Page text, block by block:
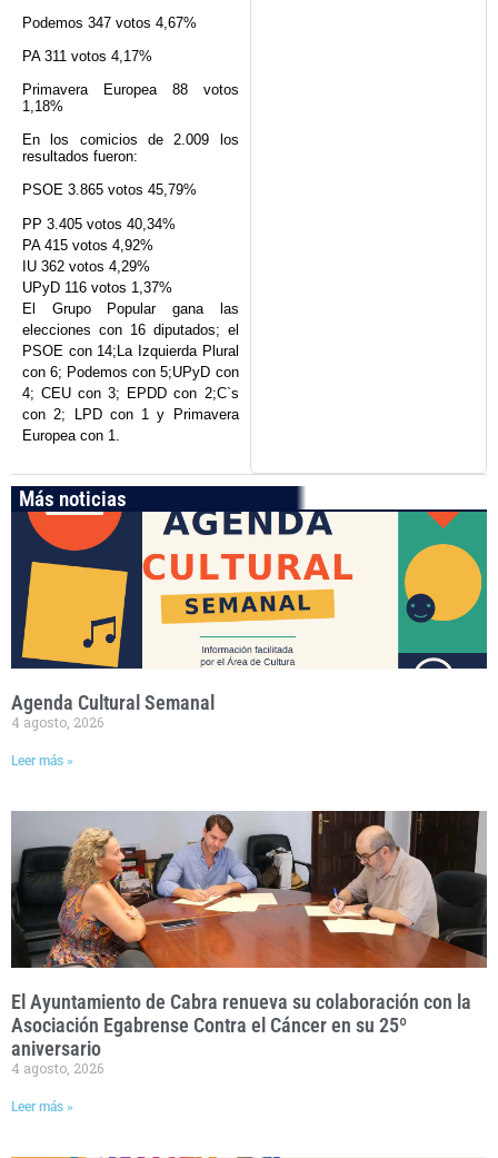
Podemos 347 votos 4,67%
PA 311 votos 4,17%
Primavera Europea 88 votos
1,18%
En los comicios de 2.009 los
resultados fueron:
PSOE 3.865 votos 45,79%
PP 3.405 votos 40,34%
PA 415 votos 4,92%
IU 362 votos 4,29%
UPyD 116 votos 1,37%
El Grupo Popular gana las
elecciones con 16 diputados; el
PSOE con 14;La Izquierda Plural
con 6; Podemos con 5;UPyD con
4; CEU con 3; EPDD con 2;C`s
con 2; LPD con 1 y Primavera
Europea con 1.
Más noticias
Agenda Cultural Semanal
4 agosto, 2026
Leer más »
El Ayuntamiento de Cabra renueva su colaboración con la
Asociación Egabrense Contra el Cáncer en su 25º
aniversario
4 agosto, 2026
Leer más »